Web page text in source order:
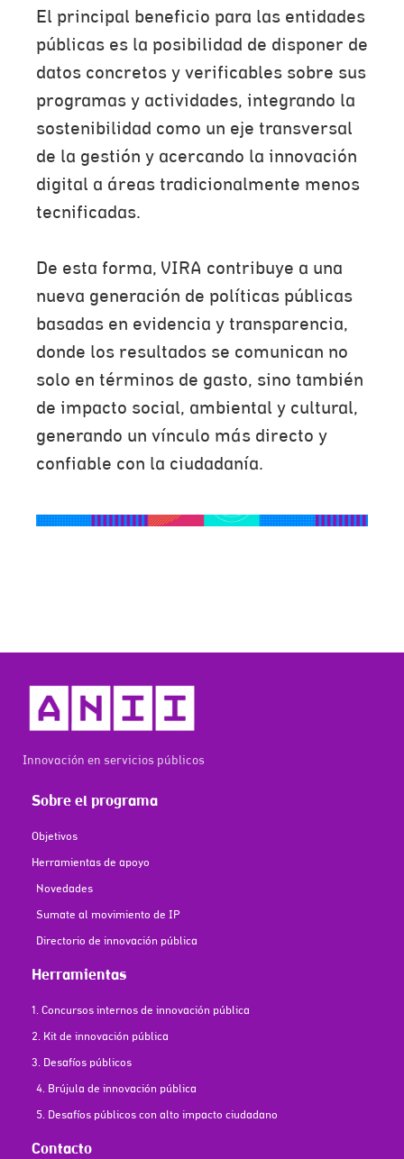
El principal beneficio para las entidades
públicas es la posibilidad de disponer de
datos concretos y verificables sobre sus
programas y actividades, integrando la
sostenibilidad como un eje transversal
de la gestión y acercando la innovación
digital a áreas tradicionalmente menos
tecnificadas.
De esta forma, VIRA contribuye a una
nueva generación de políticas públicas
basadas en evidencia y transparencia,
donde los resultados se comunican no
solo en términos de gasto, sino también
de impacto social, ambiental y cultural,
generando un vínculo más directo y
confiable con la ciudadanía.
Innovación en servicios públicos
Sobre el programa
Objetivos
Herramientas de apoyo
Novedades
Sumate al movimiento de IP
Directorio de innovación pública
Herramientas
1. Concursos internos de innovación pública
2. Kit de innovación pública
3. Desafíos públicos
4. Brújula de innovación pública
5. Desafíos públicos con alto impacto ciudadano
Contacto